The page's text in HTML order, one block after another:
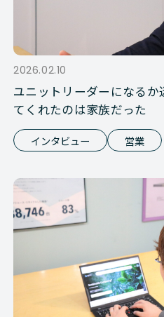
2026.02.10
ユニットリーダーになる
てくれたのは家族だった
インタビュー 営業